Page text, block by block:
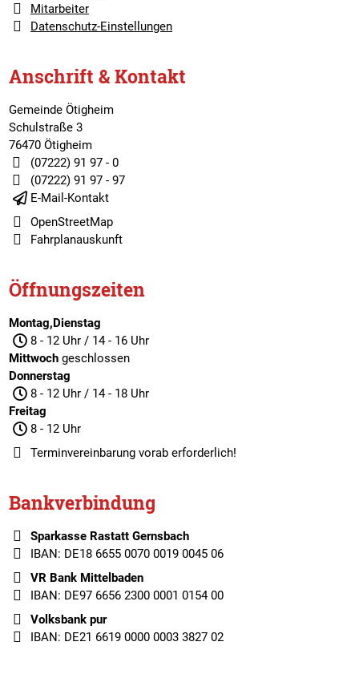
Mitarbeiter
Datenschutz-Einstellungen
Anschrift & Kontakt
Gemeinde Ötigheim
Schulstraße 3
76470 Ötigheim
(07222) 91 97 - 0
(07222) 91 97 - 97
E-Mail-Kontakt
OpenStreetMap
Fahrplanauskunft
Öffnungszeiten
Montag,Dienstag
8 - 12 Uhr / 14 - 16 Uhr
Mittwochgeschlossen
Donnerstag
8 - 12 Uhr / 14 - 18 Uhr
Freitag
8 - 12 Uhr
Terminvereinbarungvorab erforderlich!
Bankverbindung
Sparkasse Rastatt Gernsbach
IBAN: DE18 6655 0070 0019 0045 06
VR Bank Mittelbaden
IBAN: DE97 6656 2300 0001 0154 00
Volksbank pur
IBAN: DE21 6619 0000 0003 3827 02